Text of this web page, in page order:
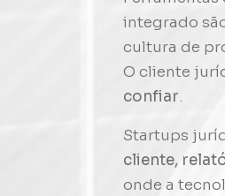
integrado
cultura de
O cliente
confiar.
Startups
cliente,
onde a